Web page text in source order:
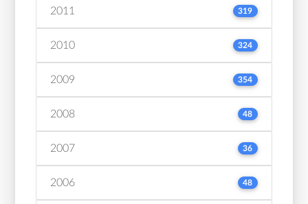
2011 319
2010 324
2009 354
2008 48
2007 36
2006 48